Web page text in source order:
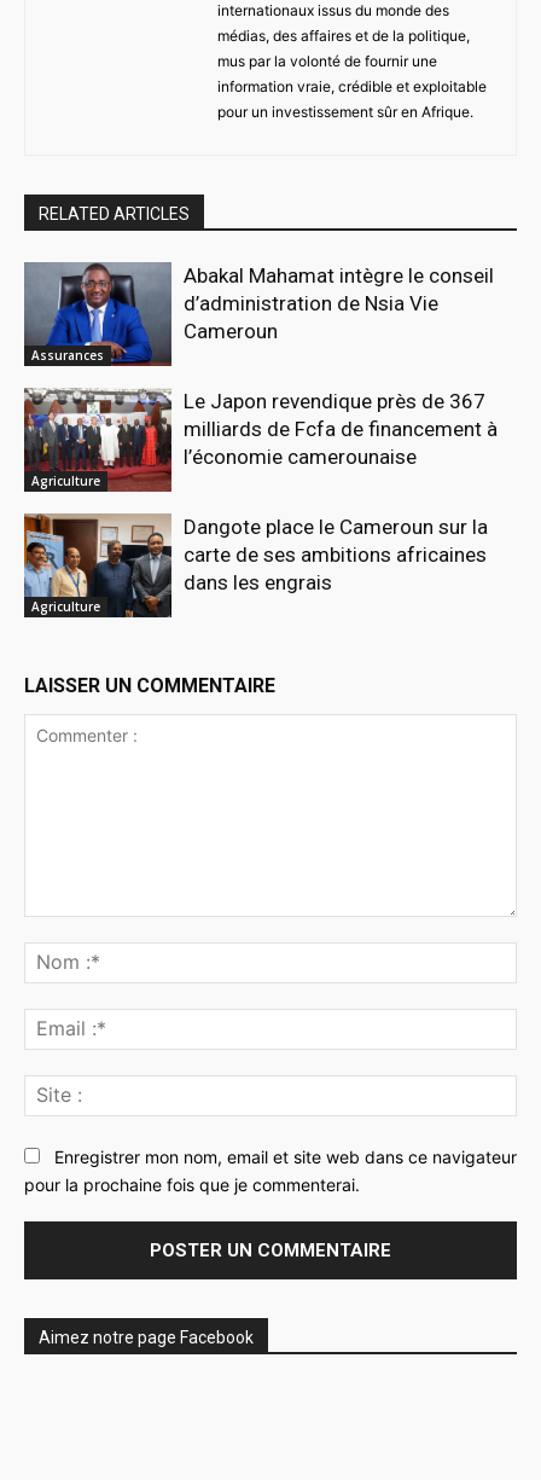
internationaux issus du monde des
médias, des affaires et de la politique,
mus par la volonté de fournir une
information vraie, crédible et exploitable
pour un investissement sûr en Afrique.
RELATED ARTICLES
Assurances
Abakal Mahamat intègre le conseil
d’administration de Nsia Vie
Cameroun
Agriculture
Le Japon revendique près de 367
milliards de Fcfa de financement à
l’économie camerounaise
Agriculture
Dangote place le Cameroun sur la
carte de ses ambitions africaines
dans les engrais
LAISSER UN COMMENTAIRE
:*
:*
:
Enregistrer mon nom, email et site web dans ce navigateur
pour la prochaine fois que je commenterai.
Aimez notre page Facebook